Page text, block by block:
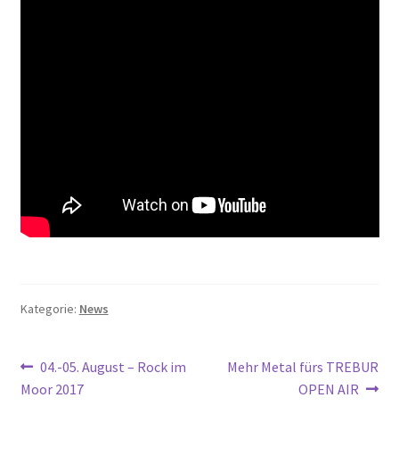
Kategorie: News
Beitragsnavigation
Vorheriger
Beitrag:
04.-05. August – Rock im
Moor 2017
Nächster
Mehr Metal fürs TREBUR
OPEN AIR